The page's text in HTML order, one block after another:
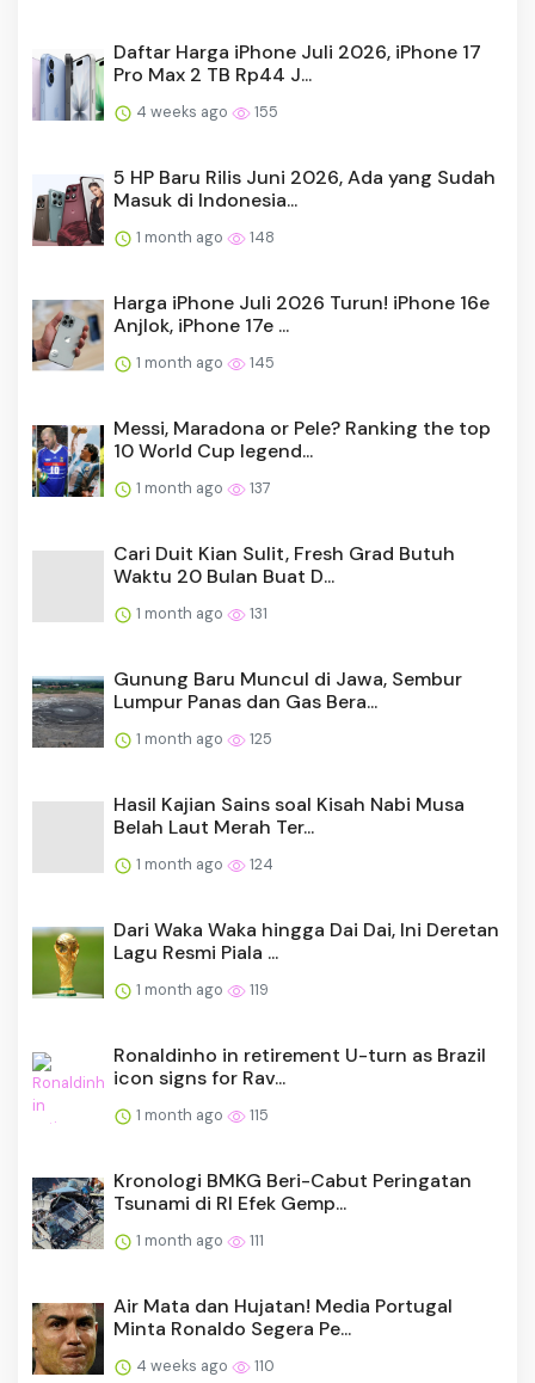
Daftar Harga iPhone Juli 2026, iPhone 17
Pro Max 2 TB Rp44 J...
4 weeks ago 155
5 HP Baru Rilis Juni 2026, Ada yang Sudah
Masuk di Indonesia...
1 month ago 148
Harga iPhone Juli 2026 Turun! iPhone 16e
Anjlok, iPhone 17e ...
1 month ago 145
Messi, Maradona or Pele? Ranking the top
10 World Cup legend...
1 month ago 137
Cari Duit Kian Sulit, Fresh Grad Butuh
Waktu 20 Bulan Buat D...
1 month ago 131
Gunung Baru Muncul di Jawa, Sembur
Lumpur Panas dan Gas Bera...
1 month ago 125
Hasil Kajian Sains soal Kisah Nabi Musa
Belah Laut Merah Ter...
1 month ago 124
Dari Waka Waka hingga Dai Dai, Ini Deretan
Lagu Resmi Piala ...
1 month ago 119
Ronaldinho in retirement U-turn as Brazil
icon signs for Rav...
1 month ago 115
Kronologi BMKG Beri-Cabut Peringatan
Tsunami di RI Efek Gemp...
1 month ago 111
Air Mata dan Hujatan! Media Portugal
Minta Ronaldo Segera Pe...
4 weeks ago 110